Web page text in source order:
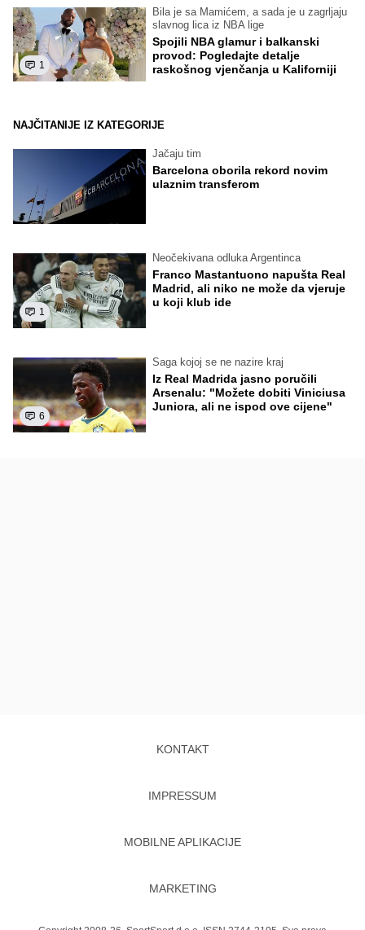
1
Bila je sa Mamićem, a sada je u zagrljaju
slavnog lica iz NBA lige
Spojili NBA glamur i balkanski
provod: Pogledajte detalje
raskošnog vjenčanja u Kaliforniji
NAJČITANIJE IZ KATEGORIJE
Jačaju tim
Barcelona oborila rekord novim
ulaznim transferom
1
Neočekivana odluka Argentinca
Franco Mastantuono napušta Real
Madrid, ali niko ne može da vjeruje
u koji klub ide
6
Saga kojoj se ne nazire kraj
Iz Real Madrida jasno poručili
Arsenalu: "Možete dobiti Viniciusa
Juniora, ali ne ispod ove cijene"
KONTAKT
IMPRESSUM
MOBILNE APLIKACIJE
MARKETING